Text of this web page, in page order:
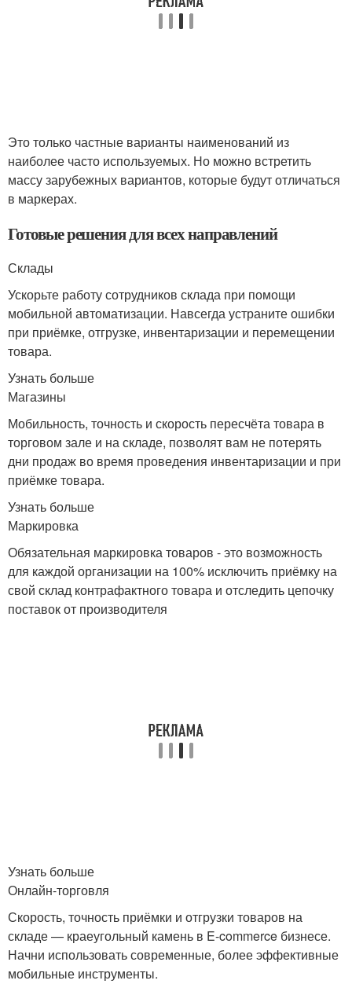
Это только частные варианты наименований из
наиболее часто используемых. Но можно встретить
массу зарубежных вариантов, которые будут отличаться
в маркерах.
Готовые решения для всех направлений
Склады
Ускорьте работу сотрудников склада при помощи
мобильной автоматизации. Навсегда устраните ошибки
при приёмке, отгрузке, инвентаризации и перемещении
товара.
Узнать больше
Магазины
Мобильность, точность и скорость пересчёта товара в
торговом зале и на складе, позволят вам не потерять
дни продаж во время проведения инвентаризации и при
приёмке товара.
Узнать больше
Маркировка
Обязательная маркировка товаров - это возможность
для каждой организации на 100% исключить приёмку на
свой склад контрафактного товара и отследить цепочку
поставок от производителя
Узнать больше
Онлайн-торговля
Скорость, точность приёмки и отгрузки товаров на
складе — краеугольный камень в E-commerce бизнесе.
Начни использовать современные, более эффективные
мобильные инструменты.